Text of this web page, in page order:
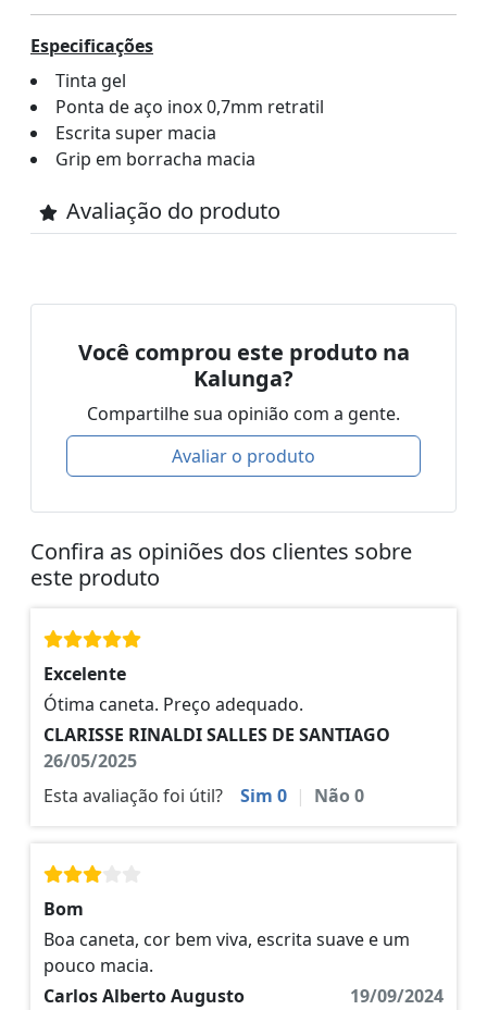
Especificações
Tinta gel
Ponta de aço inox 0,7mm retratil
Escrita super macia
Grip em borracha macia
Avaliação do produto
Você comprou este produto na
Kalunga?
Compartilhe sua opinião com a gente.
Avaliar o produto
Confira as opiniões dos clientes sobre
este produto
Excelente
Ótima caneta. Preço adequado.
CLARISSE RINALDI SALLES DE SANTIAGO
26/05/2025
Esta avaliação foi útil?
Sim 0 | Não0
Bom
Boa caneta, cor bem viva, escrita suave e um
pouco macia.
Carlos Alberto Augusto
19/09/2024